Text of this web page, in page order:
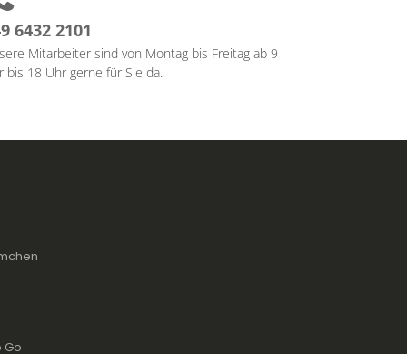
6432 2101
Mitarbeiter sind von Montag bis Freitag ab 9
bis 18 Uhr gerne für Sie da.
Go